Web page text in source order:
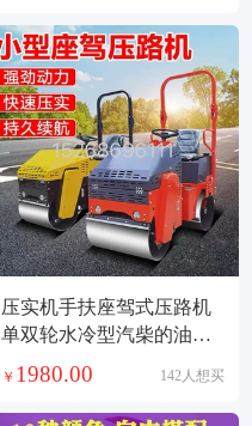
压实机手扶座驾式压路机
单双轮水冷型汽柴的油压
路机混凝土路面公路
￥ 1980.00 142人想买